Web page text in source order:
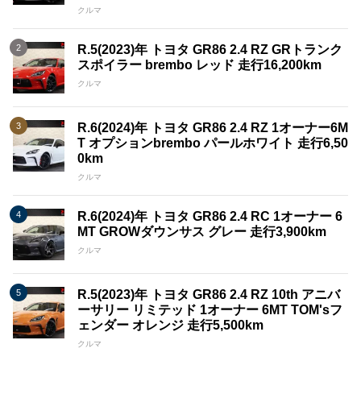
クルマ
R.5(2023)年 トヨタ GR86 2.4 RZ GRトランク
スポイラー brembo レッド 走行16,200km
クルマ
R.6(2024)年 トヨタ GR86 2.4 RZ 1オーナー6M
T オプションbrembo パールホワイト 走行6,50
0km
クルマ
R.6(2024)年 トヨタ GR86 2.4 RC 1オーナー 6
MT GROWダウンサス グレー 走行3,900km
クルマ
R.5(2023)年 トヨタ GR86 2.4 RZ 10th アニバ
ーサリー リミテッド 1オーナー 6MT TOM'sフ
ェンダー オレンジ 走行5,500km
クルマ